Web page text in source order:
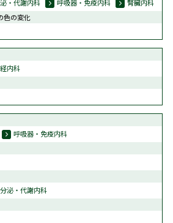
・代謝内科 呼吸器・免疫内科
腎臓内科
色の変化
内科
呼吸器・免疫内科
泌・代謝内科